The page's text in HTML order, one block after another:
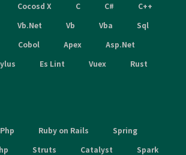
Cocosd X C C#
C++
Vb.Net Vb Vba
Sql
Cobol Apex
Asp.Net
Es Lint Vuex
Rust
Ruby on Rails
Spring
Struts Catalyst
Spark